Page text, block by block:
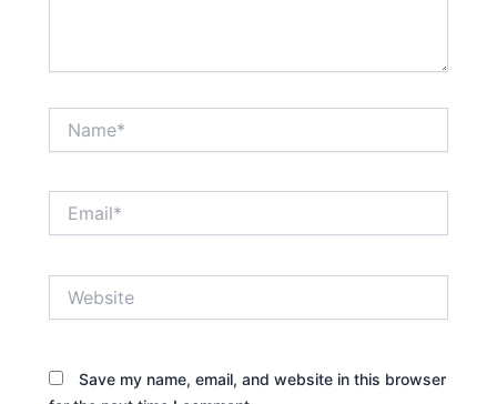
Save my name, email, and website in this browser